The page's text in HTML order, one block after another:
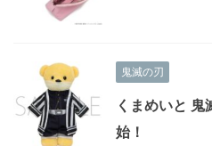
鬼滅の刃
くまめいと
始！